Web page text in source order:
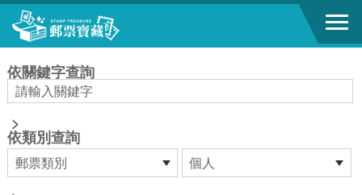
跳到主要內容區塊
依關鍵字查詢
>
依類別查詢